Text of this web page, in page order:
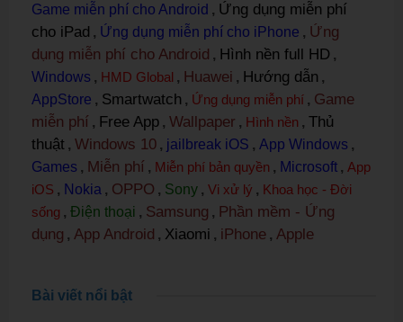
Game miễn phí cho Android , Ứng dụng miễn phí
cho iPad , Ứng dụng miễn phí cho iPhone , Ứng
dụng miễn phí cho Android , Hình nền full HD ,
Windows , HMD Global , Huawei , Hướng dẫn ,
AppStore , Smartwatch , Ứng dụng miễn phí , Game
miễn phí , Free App , Wallpaper , Hình nền , Thủ
thuật , Windows 10 , jailbreak iOS , App Windows ,
Games , Miễn phí , Miễn phí bản quyền , Microsoft , App
iOS , Nokia , OPPO , Sony , Vi xử lý , Khoa học - Đời
sống , Điện thoại , Samsung , Phần mềm - Ứng
dụng , App Android , Xiaomi , iPhone , Apple
Bài viết nổi bật